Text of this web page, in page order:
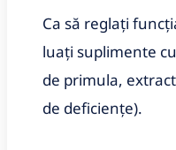
Ca să reglați
luați suplimente
de primula,
de deficiențe).